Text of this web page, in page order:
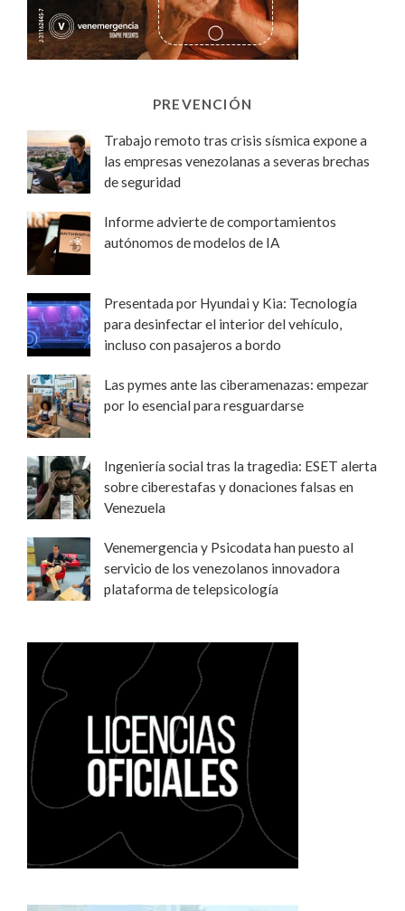
PREVENCIÓN
Trabajo remoto tras crisis sísmica expone a
las empresas venezolanas a severas brechas
de seguridad
Informe advierte de comportamientos
autónomos de modelos de IA
Presentada por Hyundai y Kia: Tecnología
para desinfectar el interior del vehículo,
incluso con pasajeros a bordo
Las pymes ante las ciberamenazas: empezar
por lo esencial para resguardarse
Ingeniería social tras la tragedia: ESET alerta
sobre ciberestafas y donaciones falsas en
Venezuela
Venemergencia y Psicodata han puesto al
servicio de los venezolanos innovadora
plataforma de telepsicología